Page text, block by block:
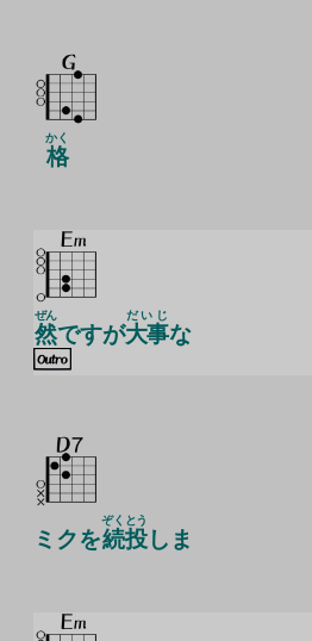
格
かく
然
ぜん
ですが大事
だいじ
な
ミクを続
ぞく
投
とう
しま